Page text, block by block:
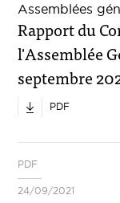
Assemblées
Rapport du
l'Assemblée
septembre
PDF
PDF
24/09/2021